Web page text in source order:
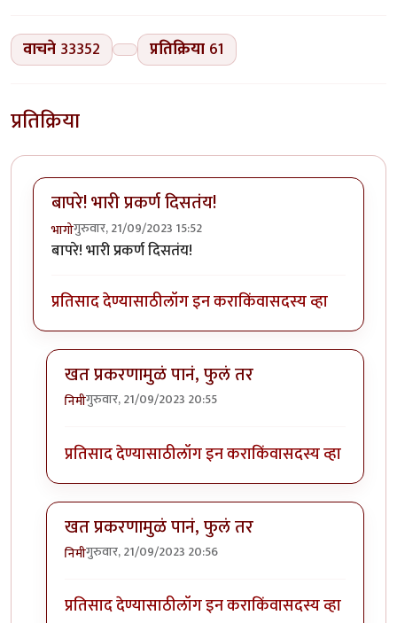
वाचने 33352 प्रतिक्रिया 61
प्रतिक्रिया
बापरे! भारी प्रकर्ण दिसतंय!
भागोगुरुवार, 21/09/2023 15:52
बापरे! भारी प्रकर्ण दिसतंय!
प्रतिसाद देण्यासाठीलॉग इन कराकिंवासदस्य व्हा
खत प्रकरणामुळं पानं, फुलं तर
निमीगुरुवार, 21/09/2023 20:55
प्रतिसाद देण्यासाठीलॉग इन कराकिंवासदस्य व्हा
खत प्रकरणामुळं पानं, फुलं तर
निमीगुरुवार, 21/09/2023 20:56
प्रतिसाद देण्यासाठीलॉग इन कराकिंवासदस्य व्हा